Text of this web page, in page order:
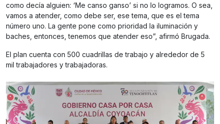
como decía alguien: ‘Me canso ganso’ si no lo logramos. O sea,
vamos a atender, como debe ser, ese tema, que es el tema
número uno. La gente pone como prioridad la iluminación y
baches, entonces, tenemos que atender eso”, afirmó Brugada.
El plan cuenta con 500 cuadrillas de trabajo y alrededor de 5
mil trabajadores y trabajadoras.